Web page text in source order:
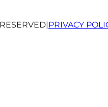
|PRIVACY